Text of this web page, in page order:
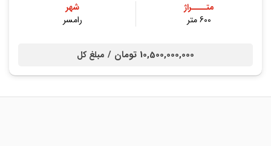
متــــراژ
600 متر
شهر
رامسر
10,500,000,000 تومان / مبلغ کل